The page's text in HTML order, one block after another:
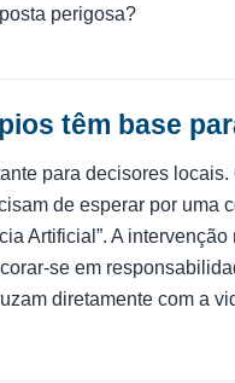
perigosa?
têm base
para decisores locais.
de esperar por uma
Artificial”. A intervenção
se em
diretamente com a